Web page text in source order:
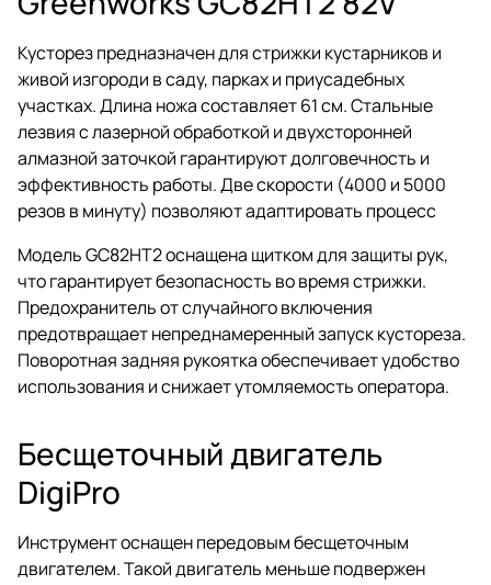
Кусторез предназначен для стрижки кустарников и
живой изгороди в саду, парках и приусадебных
участках. Длина ножа составляет 61 см. Стальные
лезвия с лазерной обработкой и двухсторонней
алмазной заточкой гарантируют долговечность и
эффективность работы. Две скорости (4000 и 5000
резов в минуту) позволяют адаптировать процесс
Модель GC82HT2 оснащена щитком для защиты рук,
что гарантирует безопасность во время стрижки.
Предохранитель от случайного включения
предотвращает непреднамеренный запуск кустореза.
Поворотная задняя рукоятка обеспечивает удобство
использования и снижает утомляемость оператора.
Бесщеточный двигатель
DigiPro
Инструмент оснащен передовым бесщеточным
двигателем. Такой двигатель меньше подвержен